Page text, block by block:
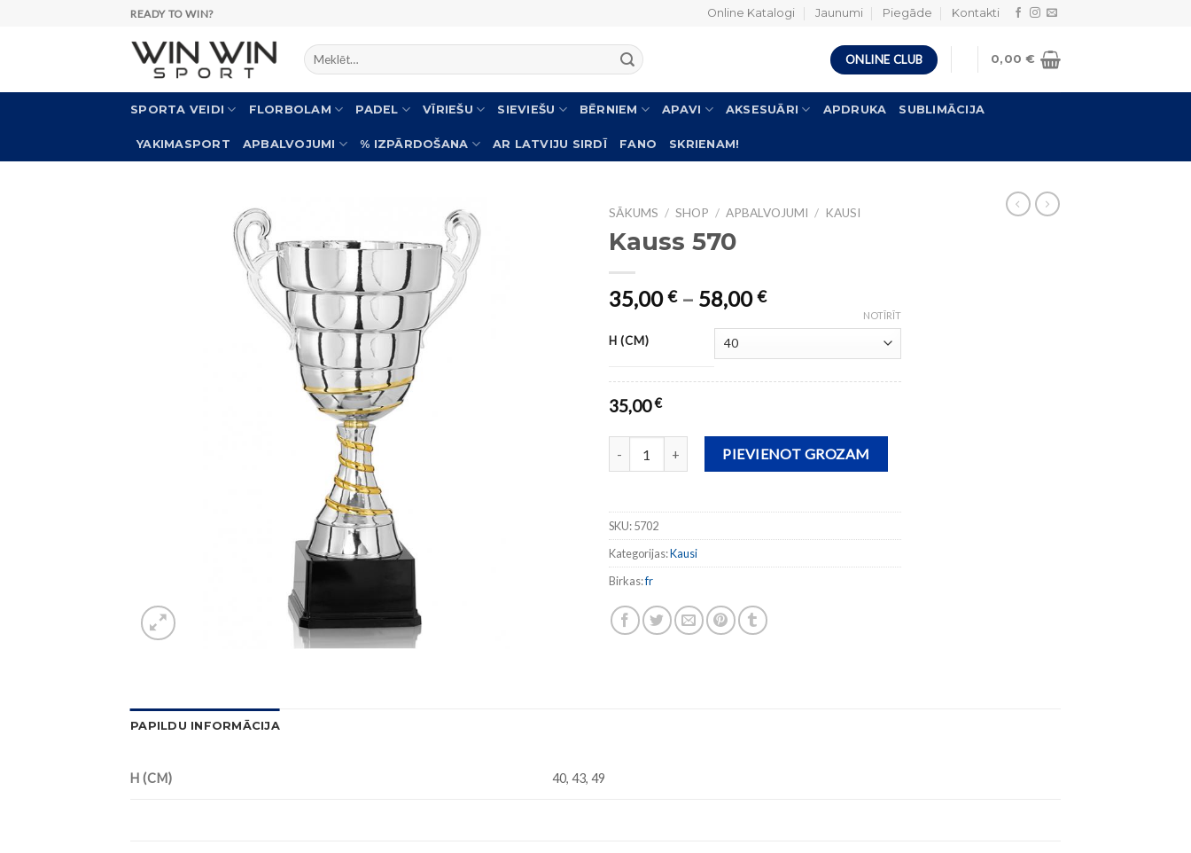
READY TO WIN? Online Katalogi Jaunumi Piegāde Kontakti
Meklēt: ONLINE CLUB 0,00€
SPORTA VEIDI FLORBOLAM PADEL VĪRIEŠU SIEVIEŠU BĒRNIEM APAVI AKSESUĀRI APDRUKA SUBLIMĀCIJA
YAKIMASPORT APBALVOJUMI % IZPĀRDOŠANA AR LATVIJU SIRDĪ FANO SKRIENAM!
SĀKUMS / SHOP / APBALVOJUMI / KAUSI
Kauss 570
35,00€– 58,00€
H (CM)
NOTĪRĪT
35,00€
Kauss 570 daudzumsPIEVIENOT GROZAM
SKU:5702
Kategorijas:Kausi
Birkas:fr
PAPILDU INFORMĀCIJA
H (CM) 40, 43, 49